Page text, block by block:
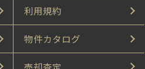
利用規約
物件カタログ